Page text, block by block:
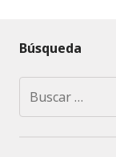
Búsqueda